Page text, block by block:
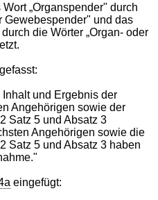
„Organspender" durch
Gewebespender" und das
die Wörter „Organ- oder
Inhalt und Ergebnis der
Angehörigen sowie der
Satz 5 und Absatz 3
Angehörigen sowie die
Satz 5 und Absatz 3 haben
eingefügt: